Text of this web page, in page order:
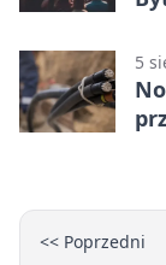
5
<< Poprzedni